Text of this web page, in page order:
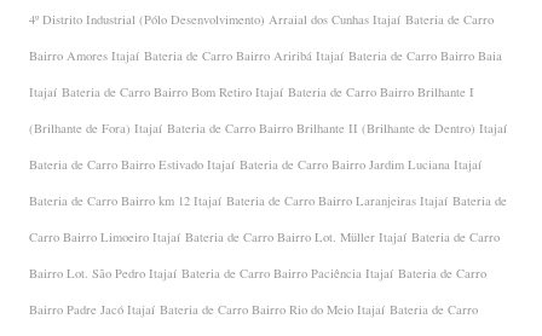
4º Distrito Industrial (Pólo Desenvolvimento) Arraial dos Cunhas Itajaí Bateria de Carro
Bairro Amores Itajaí Bateria de Carro Bairro Ariribá Itajaí Bateria de Carro Bairro Baia
Itajaí Bateria de Carro Bairro Bom Retiro Itajaí Bateria de Carro Bairro Brilhante I
(Brilhante de Fora) Itajaí Bateria de Carro Bairro Brilhante II (Brilhante de Dentro) Itajaí
Bateria de Carro Bairro Estivado Itajaí Bateria de Carro Bairro Jardim Luciana Itajaí
Bateria de Carro Bairro km 12 Itajaí Bateria de Carro Bairro Laranjeiras Itajaí Bateria de
Carro Bairro Limoeiro Itajaí Bateria de Carro Bairro Lot. Müller Itajaí Bateria de Carro
Bairro Lot. São Pedro Itajaí Bateria de Carro Bairro Paciência Itajaí Bateria de Carro
Bairro Padre Jacó Itajaí Bateria de Carro Bairro Rio do Meio Itajaí Bateria de Carro